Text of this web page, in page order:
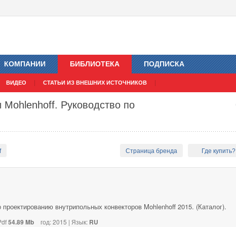
КОМПАНИИ БИБЛИОТЕКА
ВИДЕО СТАТЬИ ИЗ ВНЕШНИХ ИСТОЧНИКОВ
ПОДПИСКА
Руководство по
Страница бренда Где купить?
проектированию внутрипольных конвекторов Mohlenhoff 2015. (Каталог).
54.89 Mb год: 2015 | Язык: RU